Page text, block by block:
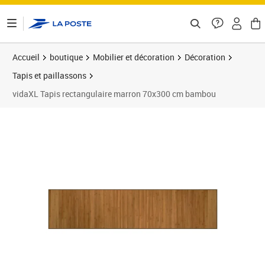
Accueil boutique Mobilier et décoration
Décoration
Tapis et paillassons
vidaXL Tapis rectangulaire marron 70x300 cm bambou